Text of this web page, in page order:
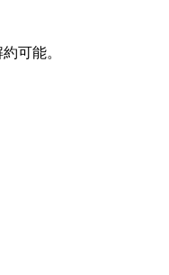
可能。